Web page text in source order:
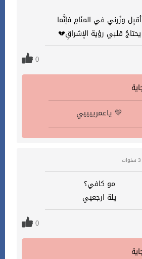
‏أقبِل وزُرني في المنَامِ فإنَّما
‏يحتاجُ قلبي رؤية الإشراقِ💔
0
ياعمرييييي 💛
مو كافي؟
يلة ارجعيي
0